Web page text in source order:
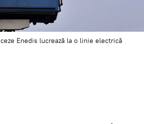
Enedis lucrează la o linie electrică